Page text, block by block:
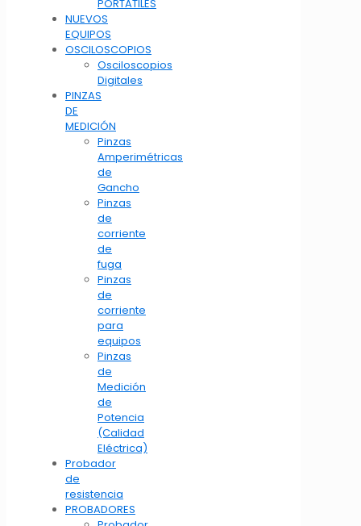
PORTATILES
NUEVOS
EQUIPOS
OSCILOSCOPIOS
Osciloscopios
Digitales
PINZAS
DE
MEDICIÓN
Pinzas
Amperimétricas
de
Gancho
Pinzas
de
corriente
de
fuga
Pinzas
de
corriente
para
equipos
Pinzas
de
Medición
de
Potencia
(Calidad
Eléctrica)
Probador
de
resistencia
PROBADORES